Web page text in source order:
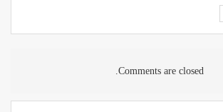
Comments are closed.